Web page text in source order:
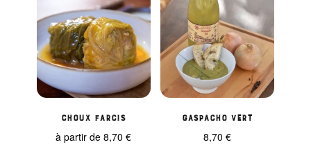
Choux farcis
à partir de8,70€
Gaspacho vert
8,70€